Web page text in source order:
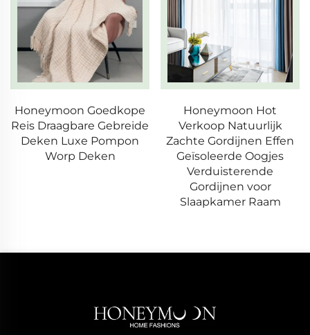
Honeymoon Goedkope
Reis Draagbare Gebreide
Deken Luxe Pompon
Worp Deken
Honeymoon Hot
Verkoop Natuurlijk
Zachte Gordijnen Effen
Geïsoleerde Oogjes
Verduisterende
Gordijnen voor
Slaapkamer Raam